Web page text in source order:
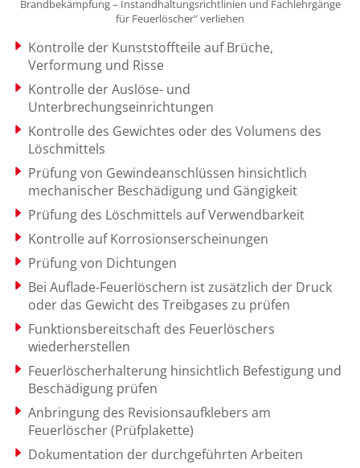
Brandbekämpfung – Instandhaltungsrichtlinien und Fachlehrgänge
für Feuerlöscher" verliehen
Kontrolle der Kunststoffteile auf Brüche,
Verformung und Risse
Kontrolle der Auslöse- und
Unterbrechungseinrichtungen
Kontrolle des Gewichtes oder des Volumens des
Löschmittels
Prüfung von Gewindeanschlüssen hinsichtlich
mechanischer Beschädigung und Gängigkeit
Prüfung des Löschmittels auf Verwendbarkeit
Kontrolle auf Korrosionserscheinungen
Prüfung von Dichtungen
Bei Auflade-Feuerlöschern ist zusätzlich der Druck
oder das Gewicht des Treibgases zu prüfen
Funktionsbereitschaft des Feuerlöschers
wiederherstellen
Feuerlöscherhalterung hinsichtlich Befestigung und
Beschädigung prüfen
Anbringung des Revisionsaufklebers am
Feuerlöscher (Prüfplakette)
Dokumentation der durchgeführten Arbeiten